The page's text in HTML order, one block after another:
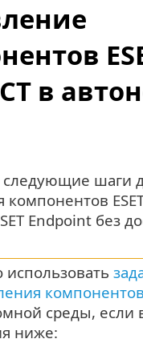
в
шаги
ESET
Endpoint без
компонентов
среды,
ниже: